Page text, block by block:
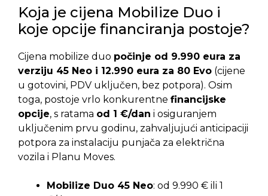
Koja je cijena Mobilize Duo i
koje opcije financiranja postoje?
Cijena mobilize duo počinje od 9.990 eura za
verziju 45 Neo i 12.990 eura za 80 Evo (cijene
u gotovini, PDV uključen, bez potpora). Osim
toga, postoje vrlo konkurentne financijske
opcije, s ratama od 1 €/dan i osiguranjem
uključenim prvu godinu, zahvaljujući anticipaciji
potpora za instalaciju punjača za električna
vozila i Planu Moves.
Mobilize Duo 45 Neo: od 9.990 € ili 1